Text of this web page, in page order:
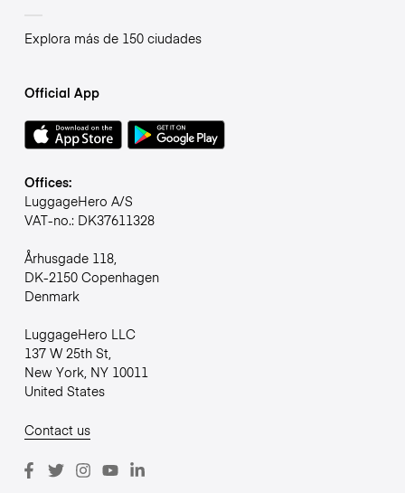
Explora más de 150 ciudades
Official App
Offices:
LuggageHero A/S
VAT-no.: DK37611328
Århusgade 118,
DK-2150 Copenhagen
Denmark
LuggageHero LLC
137 W 25th St,
New York, NY 10011
United States
Contact us